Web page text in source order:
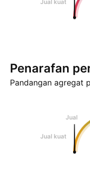
Jual kuat
Penarafan
Pandangan agregat
Jual
Jual kuat